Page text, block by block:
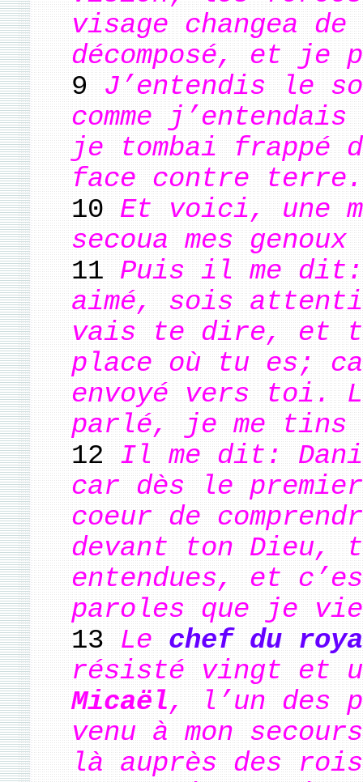
visage changea
décomposé, et je
9J’entendis le
comme
je tombai frappé
face contre terre.
10Et voici, une
secoua mes
11Puis il me dit:
aimé, sois
vais te dire, et
place où tu es;
envoyé vers toi.
parlé, je me tins
12Il me dit:
car dès le
coeur de
devant ton Dieu,
entendues, et
paroles que je
13Lechef du
résisté vingt et
Micaël, l’un des
venu à mon
là auprès des